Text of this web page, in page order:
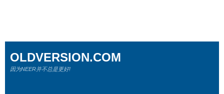
OLDVERSION.COM
因为NEER并不总是更好!